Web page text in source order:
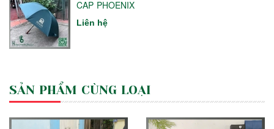
CAP PHOENIX
Liên hệ
SẢN PHẨM CÙNG LOẠI